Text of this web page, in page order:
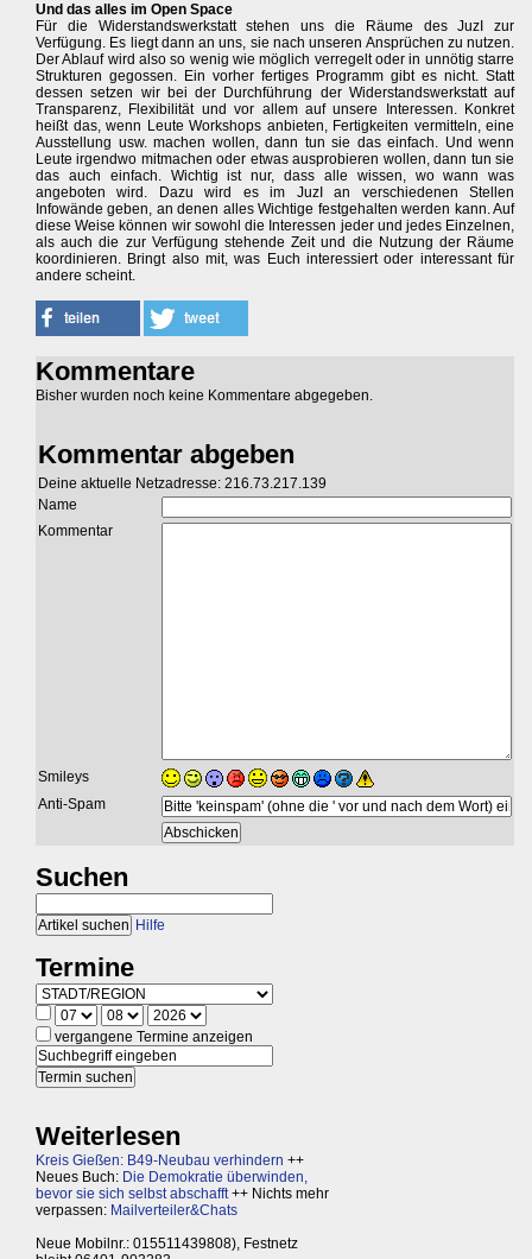
Und das alles im Open Space
Für die Widerstandswerkstatt stehen uns die Räume des JuzI zur
Verfügung. Es liegt dann an uns, sie nach unseren Ansprüchen zu nutzen.
Der Ablauf wird also so wenig wie möglich verregelt oder in unnötig starre
Strukturen gegossen. Ein vorher fertiges Programm gibt es nicht. Statt
dessen setzen wir bei der Durchführung der Widerstandswerkstatt auf
Transparenz, Flexibilität und vor allem auf unsere Interessen. Konkret
heißt das, wenn Leute Workshops anbieten, Fertigkeiten vermitteln, eine
Ausstellung usw. machen wollen, dann tun sie das einfach. Und wenn
Leute irgendwo mitmachen oder etwas ausprobieren wollen, dann tun sie
das auch einfach. Wichtig ist nur, dass alle wissen, wo wann was
angeboten wird. Dazu wird es im JuzI an verschiedenen Stellen
Infowände geben, an denen alles Wichtige festgehalten werden kann. Auf
diese Weise können wir sowohl die Interessen jeder und jedes Einzelnen,
als auch die zur Verfügung stehende Zeit und die Nutzung der Räume
koordinieren. Bringt also mit, was Euch interessiert oder interessant für
andere scheint.
Kommentare
Bisher wurden noch keine Kommentare abgegeben.
Kommentar abgeben
Deine aktuelle Netzadresse: 216.73.217.139
Name
Kommentar
Smileys
Anti-Spam
Suchen
Hilfe
Termine
vergangene Termine anzeigen
Weiterlesen
Kreis Gießen: B49-Neubau verhindern ++
Neues Buch: Die Demokratie überwinden,
bevor sie sich selbst abschafft++ Nichts mehr
verpassen: Mailverteiler&Chats
Neue Mobilnr.: 015511439808), Festnetz